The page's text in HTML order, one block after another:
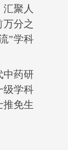
聚人
万分之
”学科
中药研
级学科
推免生